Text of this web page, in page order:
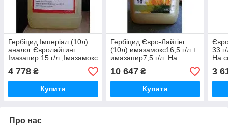
Гербіцид Імперіал (10л)
аналог Євролайтинг.
Імазапир 15 г/л ,Імазамокс
33 г/л. На Соняшник
4 778 ₴
Купити
Гербіцид Євро-Лайтінг
(10л) имазамокс16,5 г/л +
имазапир7,5 г/л. На
соняшник
10 647₴
Купити
33
На
3
Про нас